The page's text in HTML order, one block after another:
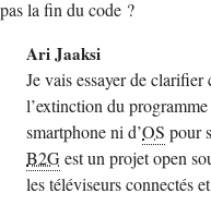
pas la fin du code ?
Ari Jaaksi
Je vais essayer de
l’extinction du
smartphone ni d’OS pour
B2Gest un projet open
les téléviseurs connectés